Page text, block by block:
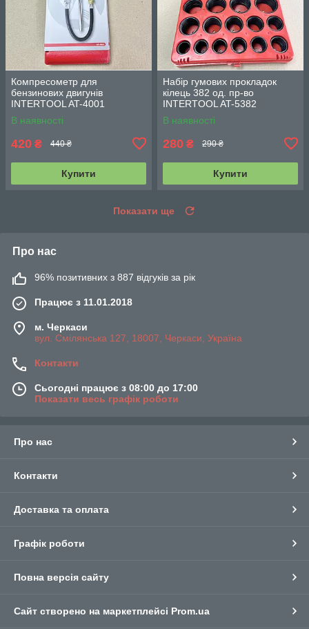
Компресометр для
бензинових двигунів
INTERTOOL AT-4001
В наявності
420 ₴ 440 ₴
Купити
Набір гумових прокладок
кілець 382 од. пр-во
INTERTOOL AT-5382
В наявності
280 ₴ 290 ₴
Купити
Показати ще
Про нас
96% позитивних з 887 відгуків за рік
Працює з 11.01.2018
м. Черкаси
вул. Смілянська 127, 18007, Черкаси, Україна
Контакти
Сьогодні працює з 08:00 до 17:00
Показати весь графік роботи
Про нас
Контакти
Доставка та оплата
Графік роботи
Повна версія сайту
Сайт створено на маркетплейсі Prom.ua